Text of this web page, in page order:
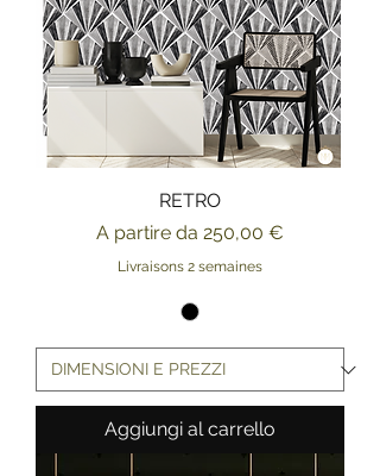
RETRO
A partire da 250,00 €
Prezzo scontato
Livraisons 2 semaines
Aggiungi al carrello